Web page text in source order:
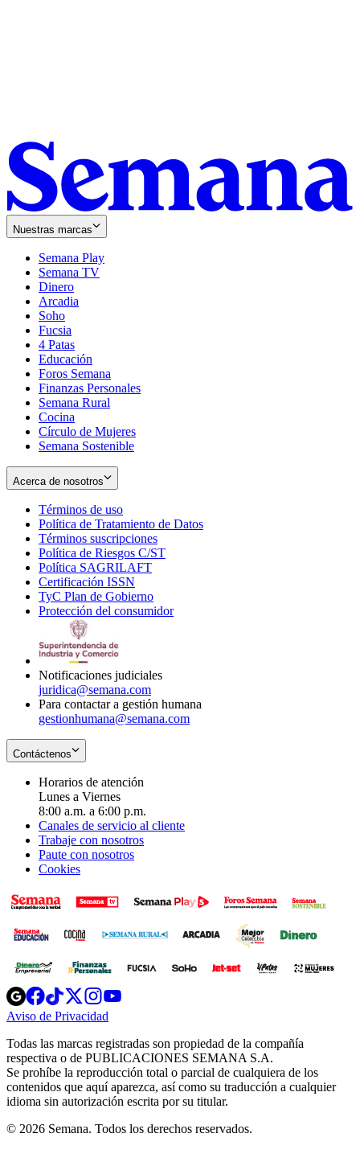
Nuestras marcas
Semana Play
Semana TV
Dinero
Arcadia
Soho
in
new
window
Fucsia
in
new
window
4 Patas
Educación
Foros Semana
Finanzas Personales
Semana Rural
Cocina
Círculo de Mujeres
Semana Sostenible
Acerca de nosotros
Términos de uso
in
new
window
Política de Tratamiento de Datos
Términos suscripciones
in
Política de Riesgos C/ST
Política SAGRILAFT
new
window
Certificación ISSN
in
new
TyC Plan de Gobierno
in
Protección del consumidorOpens
Notificaciones judiciales
juridica@semana.com
Para contactar a gestión humana
gestionhumana@semana.com
Contáctenos
Horarios de atención
Lunes a Viernes
8:00 a.m. a 6:00 p.m.
Canales de servicio al cliente
Trabaje con nosotros
Paute con nosotros
Cookies
Opens
in
new
Opens
in
new
Opens
in
new
window
Opens
new
windowwindow
Aviso de Privacidad
new
window
Todas las marcas registradas son propiedad de la compañía
respectiva o de PUBLICACIONES SEMANA S.A.
Se prohíbe la reproducción total o parcial de cualquiera de los
contenidos que aquí aparezca, así como su traducción a cualquier
idioma sin autorización escrita por su titular.
© 2026 Semana. Todos los derechos reservados.